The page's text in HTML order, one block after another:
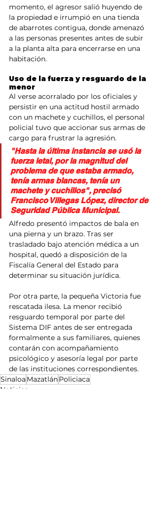
momento, el agresor salió huyendo de
la propiedad e irrumpió en una tienda
de abarrotes contigua, donde amenazó
a las personas presentes antes de subir
a la planta alta para encerrarse en una
habitación.
Uso de la fuerza y resguardo de la
menor
Al verse acorralado por los oficiales y
persistir en una actitud hostil armado
con un machete y cuchillos, el personal
policial tuvo que accionar sus armas de
cargo para frustrar la agresión.
"Hasta la última instancia se usó la
fuerza letal, por la magnitud del
problema de que estaba armado,
tenía armas blancas, tenía un
machete y cuchillos", precisó
Francisco Villegas López, director de
Seguridad Pública Municipal.
Alfredo presentó impactos de bala en
una pierna y un brazo. Tras ser
trasladado bajo atención médica a un
hospital, quedó a disposición de la
Fiscalía General del Estado para
determinar su situación jurídica.
Por otra parte, la pequeña Victoria fue
rescatada ilesa. La menor recibió
resguardo temporal por parte del
Sistema DIF antes de ser entregada
formalmente a sus familiares, quienes
contarán con acompañamiento
psicológico y asesoría legal por parte
de las instituciones correspondientes.
Sinaloa MazatlánPoliciaca
Noticias